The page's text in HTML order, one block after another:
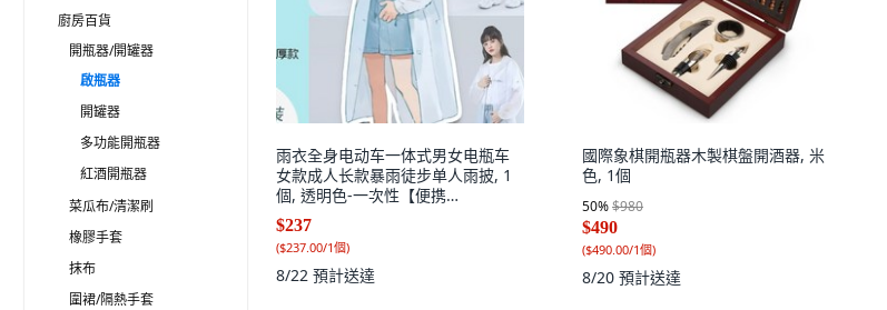
廚房百貨
開瓶器/開罐器
啟瓶器
開罐器
多功能開瓶器
紅酒開瓶器
菜瓜布/清潔刷
橡膠手套
抹布
圍裙/隔熱手套
雨衣全身电动车一体式男女电瓶车
女款成人长款暴雨徒步单人雨披, 1
個, 透明色-一次性【便携
式】,XXL【身高170-180】
$237
($237.00/1個)
8/22 預計送達
國際象棋開瓶器木製棋盤開酒器, 米
色, 1個
50%$980
$490
($490.00/1個)
8/20 預計送達